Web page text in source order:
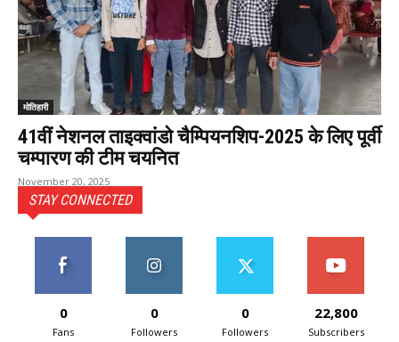
मोतिहारी
41वीं नेशनल ताइक्वांडो चैम्पियनशिप-2025 के लिए पूर्वी
चम्पारण की टीम चयनित
November 20, 2025
STAY CONNECTED
0
Fans
0
Followers
0
Followers
22,800
Subscribers